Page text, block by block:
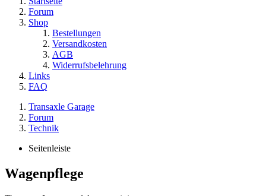
Forum
Shop
Bestellungen
Versandkosten
AGB
Widerrufsbelehrung
Links
FAQ
Transaxle Garage
Forum
Technik
Seitenleiste
Wagenpflege